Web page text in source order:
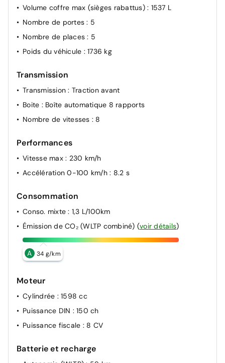
Volume coffre max (sièges rabattus) : 1537 L
Nombre de portes: 5
Nombre de places: 5
Poids du véhicule : 1736 kg
Transmission
Transmission: Traction avant
Boite : Boîte automatique 8 rapports
Nombre de vitesses : 8
Performances
Vitesse max : 230 km/h
Accélération 0-100 km/h : 8.2 s
Consommation
Conso. mixte: 1,3 L/100km
Émission de CO₂ (WLTP combiné) (voir détails)
A 34 g/km
Moteur
Cylindrée : 1598 cc
Puissance DIN : 150 ch
Puissance fiscale : 8 CV
Batterie et recharge